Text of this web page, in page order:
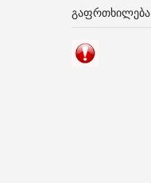
ᲒᲐᲤᲠᲗᲮᲘᲚᲔᲑᲐ